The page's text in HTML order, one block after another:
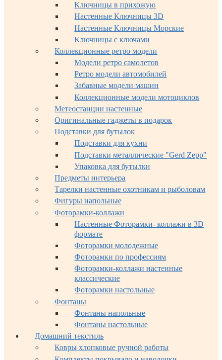
Ключницы в прихожую
Настенные Ключницы 3D
Настенные Ключницы Морские
Ключницы с ключами
Коллекционные ретро модели
Модели ретро самолетов
Ретро модели автомобилей
Забавные модели машин
Коллекционные модели мотоциклов
Метеостанции настенные
Оригинальные гаджеты в подарок
Подставки для бутылок
Подставки для кухни
Подставки металлические "Gerd Zepp"
Упаковка для бутылки
Предметы интерьера
Тарелки настенные охотникам и рыболовам
Фигуры напольные
Фоторамки-коллажи
Настенные Фоторамки- коллажи в 3D
формате
Фоторамки молодежные
Фоторамки по профессиям
Фоторамки-коллажи настенные
классические
Фоторамки настольные
Фонтаны
Фонтаны напольные
Фонтаны настольные
Домашний текстиль
Ковры хлопковые ручной работы